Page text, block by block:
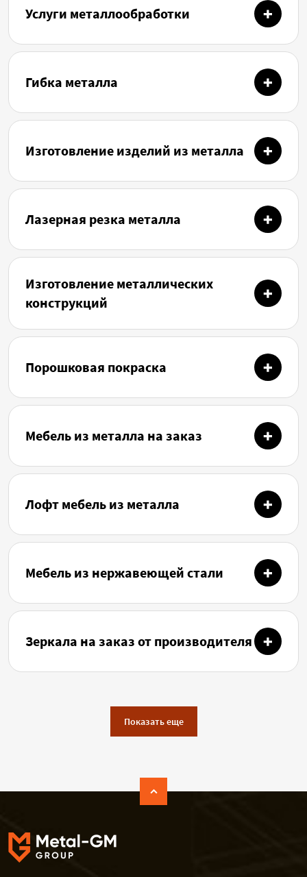
Услуги металлообработки
Гибка металла
Изготовление изделий из металла
Лазерная резка металла
Изготовление металлических
конструкций
Порошковая покраска
Мебель из металла на заказ
Лофт мебель из металла
Мебель из нержавеющей стали
Зеркала на заказ от производителя
Показать еще